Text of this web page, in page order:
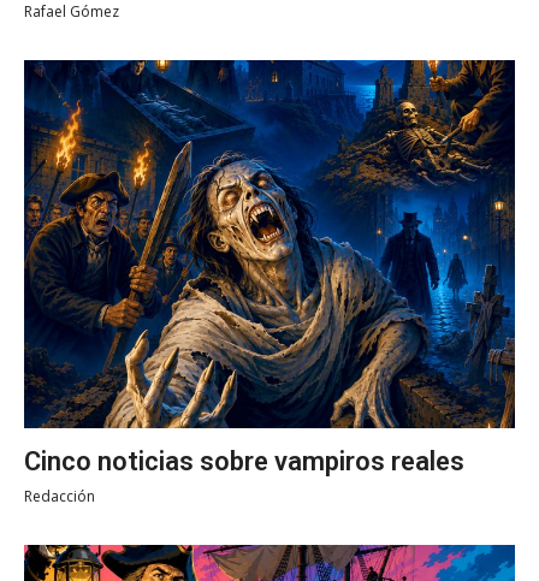
Rafael Gómez
Cinco noticias sobre vampiros reales
Redacción